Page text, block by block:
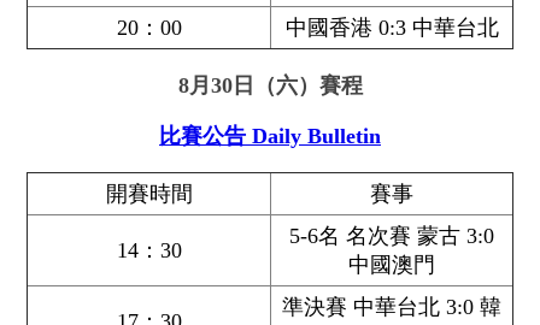
20：00
中國香港 0:3 中華台北
8月30日（六）賽程
比賽公告 Daily Bulletin
開賽時間 賽事
14：30
5-6名 名次賽 蒙古 3:0
中國澳門
準決賽 中華台北 3:0 韓